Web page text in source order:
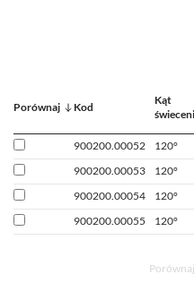
Porównaj Kod
Kąt
900200.00052 120°
900200.00053
120°
900200.00054
120°
900200.00055
120°